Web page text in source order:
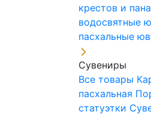
крестов и
водосвятные
пасхальные
Сувениры
Все товары
пасхальная
статуэтки